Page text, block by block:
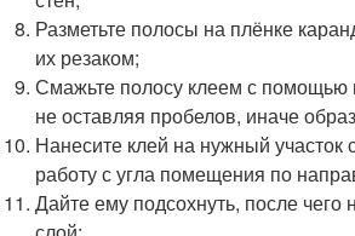
Разметьте полосы на плёнке
их резаком;
Смажьте полосу клеем с помощью
не оставляя пробелов, иначе
Нанесите клей на нужный участок
работу с угла помещения по
Дайте ему подсохнуть, после